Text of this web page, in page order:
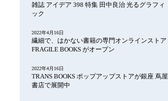
雑誌 アイデア 398 特集 田中良治 光るグラフィ
ック
2022年4月16日
繊細で、はかない書籍の専門オンラインストア
FRAGILE BOOKS がオープン
2022年4月16日
TRANS BOOKS ポップアップストアが銀座 蔦屋
書店で展開中